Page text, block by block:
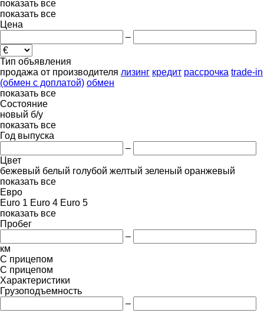
показать все
показать все
Цена
–
Тип объявления
продажа от производителя лизинг кредит рассрочка trade-in
(обмен с доплатой) обмен
показать все
Состояние
новый б/у
показать все
Год выпуска
–
Цвет
бежевый белый голубой желтый зеленый оранжевый
показать все
Евро
Euro 1 Euro 4 Euro 5
показать все
Пробег
–
км
С прицепом
С прицепом
Характеристики
Грузоподъемность
–